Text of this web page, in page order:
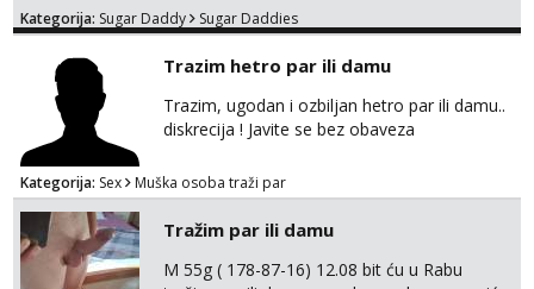
tel:0,93€ - mob:1,12€ min
kosu - se dobro ljubiš - si fleksibilna s
dostupna radnim danom (vikendi i noći su za
obitelj) - vodiš brigu o zdravlju i koristiš
zaštitu Ne javljajte se: - debele - frajeri i
Kategorija: Sugar Daddy Sugar Daddies
Trazim hetro par ili damu
Trazim, ugodan i ozbiljan hetro par ili damu..
diskrecija ! Javite se bez obaveza
Kategorija: Sex Muška osoba traži par
Tražim par ili damu
M 55g ( 178-87-16) 12.08 bit ću u Rabu